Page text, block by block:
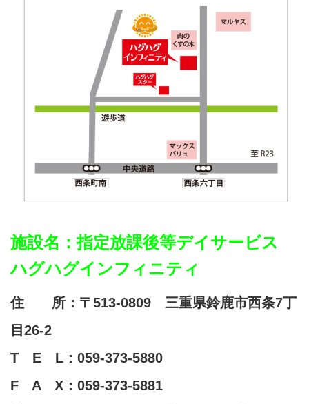
施設名：指定放課後等デイサービス
ハグハグインフィニティ
住 所：〒513-0809 三重県鈴鹿市西条7丁
目26-2
T E L：059-373-5880
F A X：059-373-5881